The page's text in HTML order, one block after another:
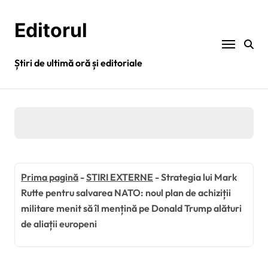
conținutEditorul
Știri de ultimă oră și editoriale
Prima pagină -STIRI EXTERNE -Strategia lui Mark
Rutte pentru salvarea NATO: noul plan de achiziții
militare menit să îl mențină pe Donald Trump alături
de aliații europeni